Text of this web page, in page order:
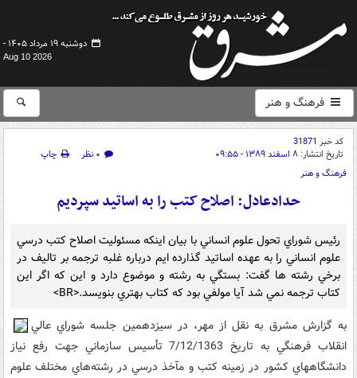
دوشنبه ۱۹ مرداد ۱۴۰۵ -
Aug 10 2026
فرهنگ و هنر
کد خبر 31871
تاریخ انتشار: ۸ اسفند ۱۳۸۹ - ۰۹:۵۵ ۰ نظر
چاپ
فرهنگ و هنر
حدادعادل: اصلاح کتب را به اساتيد سپرديم
رئيس شوراي تحول علوم انساني با بيان اينکه مسئوليت اصلاح کتب درسي
علوم انساني را به عهده اساتيد گذارده ايم درباره غلبه ترجمه بر تاليف در
برخي رشته ها گفت: بستگي به رشته و موضوع دارد و اين که اگر اين
کتاب ترجمه نمي شد آيا مولفي بود که کتاب بهتري بنويسد.<BR>
به گزارش مشرق به نقل از مهر، در سيزدهمين جلسه شوراي عالي
انقلاب فرهنگي به تاريخ 7/12/1363 تأسيس سازماني جهت رفع نياز
دانشگاههاي کشور در زمينه کتب و مآخذ درسي در رشته‌هاي مختلف علوم